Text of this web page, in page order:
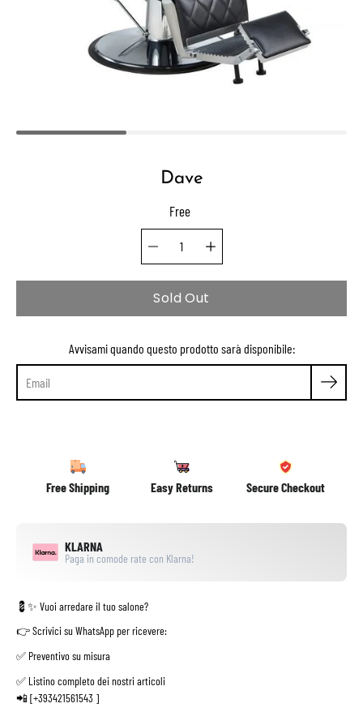
Dave
Free
Select
Quantity selector
Sold Out
Avvisami quando questo prodotto sarà disponibile:
Free Shipping Easy Returns Secure Checkout
KLARNA
Paga in comode rate con Klarna!
💈✨ Vuoi arredare il tuo salone?
👉 Scrivici su WhatsApp per ricevere:
✅ Preventivo su misura
✅ Listino completo dei nostri articoli
📲 [+393421561543 ]